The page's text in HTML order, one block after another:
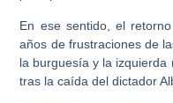
En ese sentido, el
años de frustraciones de
la burguesía y la izquierda
tras la caída del dictador